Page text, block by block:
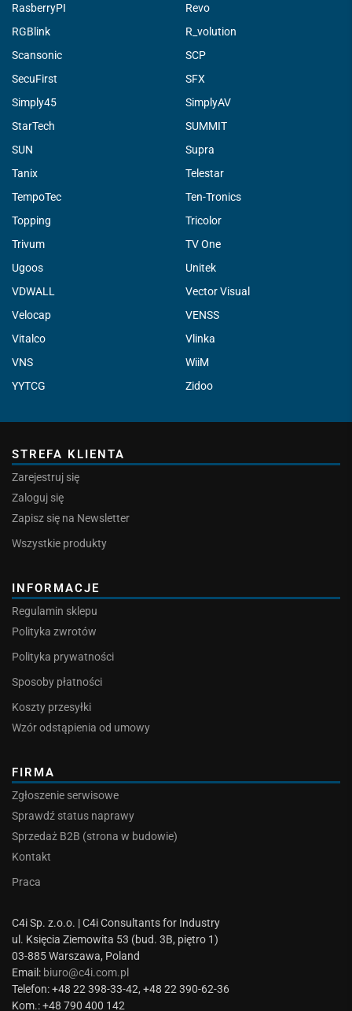
RasberryPI
Revo
RGBlink
R_volution
Scansonic
SCP
SecuFirst
SFX
Simply45
SimplyAV
StarTech
SUMMIT
SUN
Supra
Tanix
Telestar
TempoTec
Ten-Tronics
Topping
Tricolor
Trivum
TV One
Ugoos
Unitek
VDWALL
Vector Visual
Velocap
VENSS
Vitalco
Vlinka
VNS
WiiM
YYTCG
Zidoo
STREFA KLIENTA
Zarejestruj się
Zaloguj się
Zapisz się na Newsletter
Wszystkie produkty
INFORMACJE
Regulamin sklepu
Polityka zwrotów
Polityka prywatności
Sposoby płatności
Koszty przesyłki
Wzór odstąpienia od umowy
FIRMA
Zgłoszenie serwisowe
Sprawdź status naprawy
Sprzedaż B2B (strona w budowie)
Kontakt
Praca
C4i Sp. z.o.o. | C4i Consultants for Industry
ul. Księcia Ziemowita 53 (bud. 3B, piętro 1)
03-885 Warszawa, Poland
Email: biuro@c4i.com.pl
Telefon: +48 22 398-33-42, +48 22 390-62-36
Kom.: +48 790 400 142